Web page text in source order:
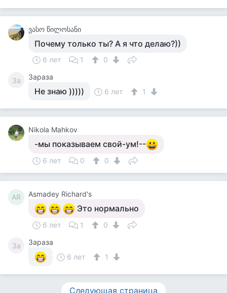
ვასო წილოსანი
Почему только ты? А я что делаю?))
6 лет 1 0
За Зараза
Не знаю ))))) 6 лет 1
Nikola Mahkov
-мы показываем свой-ум!--
6 лет 0 0
AR Asmadey Richard's
Это нормально
6 лет 1 0
За
Зараза
6 лет
1
Следующая страница